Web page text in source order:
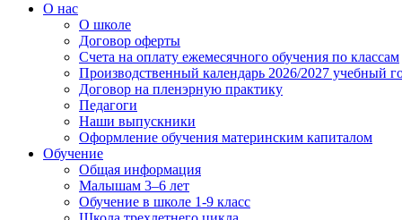
О нас
О школе
Договор оферты
Счета на оплату ежемесячного обучения по классам
Производственный календарь 2026/2027 учебный
Договор на пленэрную практику
Педагоги
Наши выпускники
Оформление обучения материнским капиталом
Обучение
Общая информация
Малышам 3–6 лет
Обучение в школе 1-9 класс